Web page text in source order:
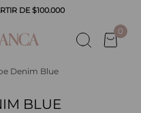
DE $100.000
0
Denim Blue
BLUE